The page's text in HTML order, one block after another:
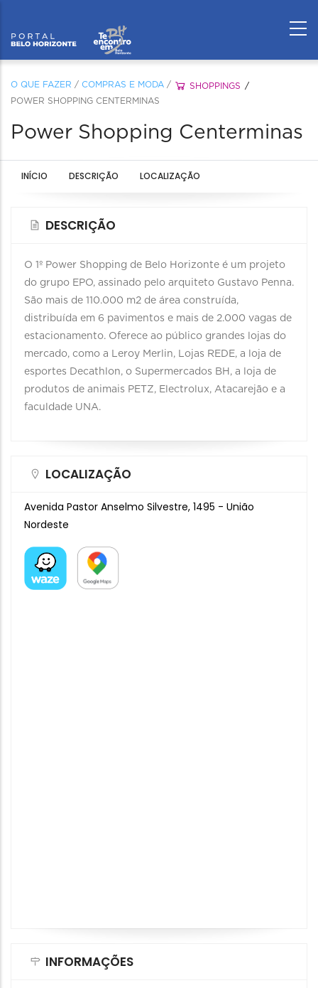
O QUE FAZER / COMPRAS E MODA /
SHOPPINGS
POWER SHOPPING CENTERMINAS
Power Shopping Centerminas
INÍCIO DESCRIÇÃO LOCALIZAÇÃO
DESCRIÇÃO
O 1º Power Shopping de Belo Horizonte é um projeto
do grupo EPO, assinado pelo arquiteto Gustavo Penna.
São mais de 110.000 m2 de área construída,
distribuída em 6 pavimentos e mais de 2.000 vagas de
estacionamento. Oferece ao público grandes lojas do
mercado, como a Leroy Merlin, Lojas REDE, a loja de
esportes Decathlon, o Supermercados BH, a loja de
produtos de animais PETZ, Electrolux, Atacarejão e a
faculdade UNA.
LOCALIZAÇÃO
Avenida Pastor Anselmo Silvestre, 1495 - União
Nordeste
INFORMAÇÕES